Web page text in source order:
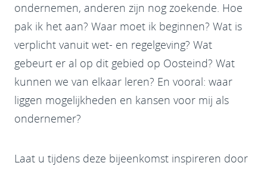
ondernemen, anderen zijn nog zoekende. Hoe
pak ik het aan? Waar moet ik beginnen? Wat is
verplicht vanuit wet- en regelgeving? Wat
gebeurt er al op dit gebied op Oosteind? Wat
kunnen we van elkaar leren? En vooral: waar
liggen mogelijkheden en kansen voor mij als
ondernemer?
Laat u tijdens deze bijeenkomst inspireren door